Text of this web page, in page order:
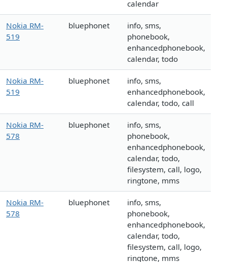
calendar
Nokia RM-
519
bluephonet
info, sms,
phonebook,
enhancedphonebook,
calendar, todo
Nokia RM-
519
bluephonet
info, sms,
enhancedphonebook,
calendar, todo, call
Nokia RM-
578
bluephonet
info, sms,
phonebook,
enhancedphonebook,
calendar, todo,
filesystem, call, logo,
ringtone, mms
Nokia RM-
578
bluephonet
info, sms,
phonebook,
enhancedphonebook,
calendar, todo,
filesystem, call, logo,
ringtone, mms